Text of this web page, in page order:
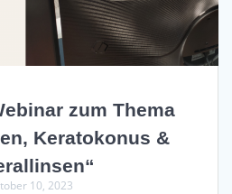
zum Thema
Keratokonus &
10, 2023